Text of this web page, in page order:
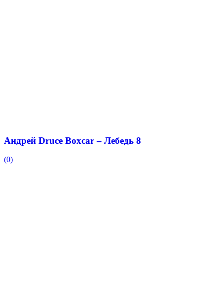
Андрей Druce Boxcar – Лебедь 8
(0)